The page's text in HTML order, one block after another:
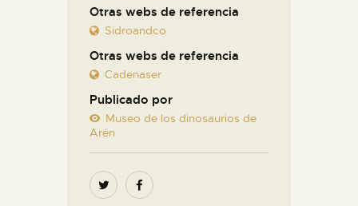
Otras webs de referencia
Sidroandco
Otras webs de referencia
Cadenaser
Publicado por
Museo de los dinosaurios de
Arén